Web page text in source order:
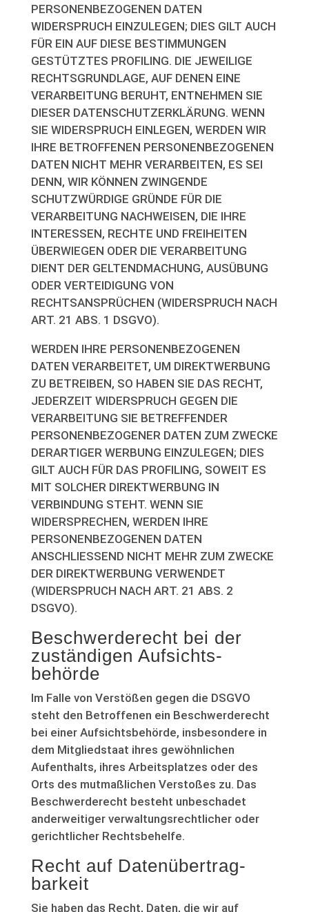
PERSONENBEZOGENEN DATEN
WIDERSPRUCH EINZULEGEN; DIES GILT AUCH
FÜR EIN AUF DIESE BESTIMMUNGEN
GESTÜTZTES PROFILING. DIE JEWEILIGE
RECHTSGRUNDLAGE, AUF DENEN EINE
VERARBEITUNG BERUHT, ENTNEHMEN SIE
DIESER DATENSCHUTZERKLÄRUNG. WENN
SIE WIDERSPRUCH EINLEGEN, WERDEN WIR
IHRE BETROFFENEN PERSONENBEZOGENEN
DATEN NICHT MEHR VERARBEITEN, ES SEI
DENN, WIR KÖNNEN ZWINGENDE
SCHUTZWÜRDIGE GRÜNDE FÜR DIE
VERARBEITUNG NACHWEISEN, DIE IHRE
INTERESSEN, RECHTE UND FREIHEITEN
ÜBERWIEGEN ODER DIE VERARBEITUNG
DIENT DER GELTENDMACHUNG, AUSÜBUNG
ODER VERTEIDIGUNG VON
RECHTSANSPRÜCHEN (WIDERSPRUCH NACH
ART. 21 ABS. 1 DSGVO).
WERDEN IHRE PERSONENBEZOGENEN
DATEN VERARBEITET, UM DIREKTWERBUNG
ZU BETREIBEN, SO HABEN SIE DAS RECHT,
JEDERZEIT WIDERSPRUCH GEGEN DIE
VERARBEITUNG SIE BETREFFENDER
PERSONENBEZOGENER DATEN ZUM ZWECKE
DERARTIGER WERBUNG EINZULEGEN; DIES
GILT AUCH FÜR DAS PROFILING, SOWEIT ES
MIT SOLCHER DIREKTWERBUNG IN
VERBINDUNG STEHT. WENN SIE
WIDERSPRECHEN, WERDEN IHRE
PERSONENBEZOGENEN DATEN
ANSCHLIESSEND NICHT MEHR ZUM ZWECKE
DER DIREKTWERBUNG VERWENDET
(WIDERSPRUCH NACH ART. 21 ABS. 2
DSGVO).
Beschwerde­recht bei der
zuständigen Aufsichts­
behörde
Im Falle von Verstößen gegen die DSGVO
steht den Betroffenen ein Beschwerderecht
bei einer Aufsichtsbehörde, insbesondere in
dem Mitgliedstaat ihres gewöhnlichen
Aufenthalts, ihres Arbeitsplatzes oder des
Orts des mutmaßlichen Verstoßes zu. Das
Beschwerderecht besteht unbeschadet
anderweitiger verwaltungsrechtlicher oder
gerichtlicher Rechtsbehelfe.
Recht auf Daten­übertrag­
barkeit
Sie haben das Recht, Daten, die wir auf